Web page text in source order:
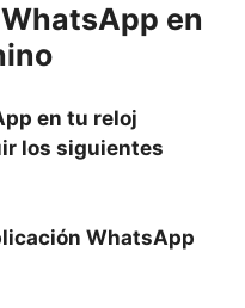
en
en tu reloj
los siguientes
WhatsApp